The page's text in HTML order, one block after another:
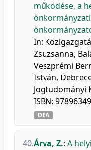
működése, a
In:
Zsuzsanna,
Veszprémi
István,
Jogtudományi
ISBN:
DEA
40.Árva, Z.: A